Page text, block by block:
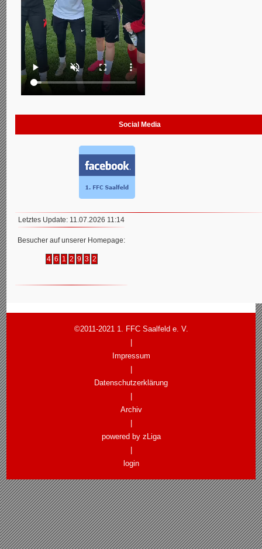
Social Media
Letztes Update: 11.07.2026 11:14
Besucher auf unserer Homepage:
4 6 1 2 9 3 2
©2011-2021 1. FFC Saalfeld e. V.
Impressum
Datenschutzerklärung
Archiv
powered by zLiga
login